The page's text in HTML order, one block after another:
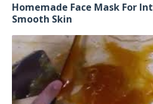
Homemade Face Mask For
Smooth Skin